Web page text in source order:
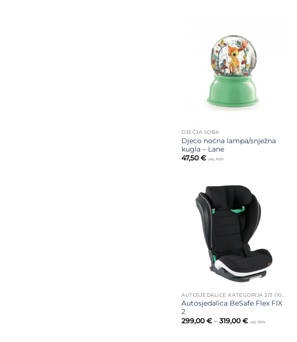
DJEČJA SOBA
Djeco noćna lampa/snježna
kugla – Lane
47,50€ uklj. PDV
Dodajte
na listu
AUTOSJEDALICE KATEGORIJA 2/3 (100 - 150 CM)
Autosjedalica BeSafe Flex FIX
2
299,00€ – 319,00€Raspon
cijena:
uklj. PDV